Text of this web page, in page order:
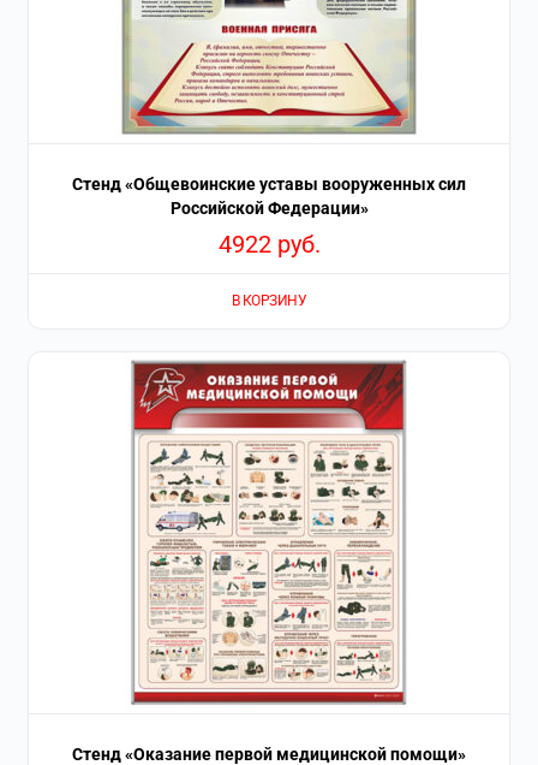
Стенд «Общевоинские уставы вооруженных сил
Российской Федерации»
4922 руб.
В КОРЗИНУ
Стенд «Оказание первой медицинской помощи»